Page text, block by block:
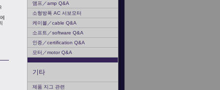
앰프／amp Q&A
소형방폭 AC 서보모터
케이블／cable Q&A
소프트／software Q&A
인증／certification Q&A
모터／motor Q&A
기타
제품 지그 관련